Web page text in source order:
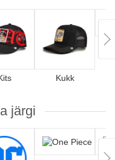
Kukk
järgi